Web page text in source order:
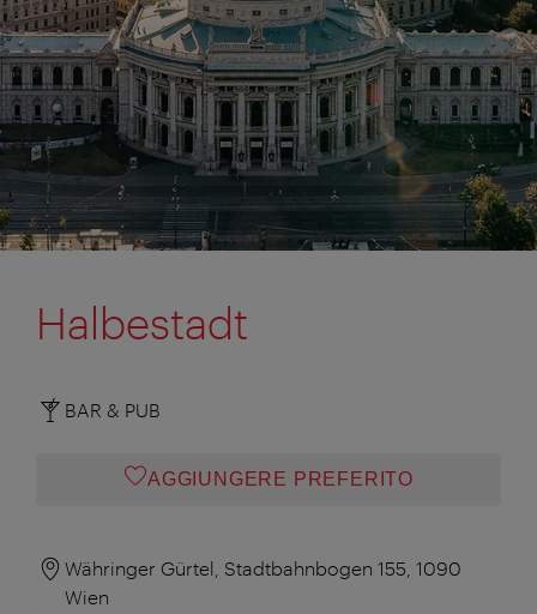
Halbestadt
BAR & PUB
AGGIUNGERE PREFERITO
Währinger Gürtel, Stadtbahnbogen 155, 1090
Wien